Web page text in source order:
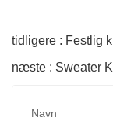
tidligere : Festlig
næste : Sweater
Navn